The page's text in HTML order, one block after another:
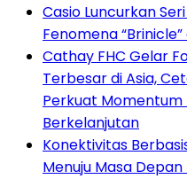
Casio Luncurkan
Fenomena
Cathay FHC Gelar
Terbesar di Asia,
Perkuat Momentum
Berkelanjutan
Konektivitas
Menuju Masa